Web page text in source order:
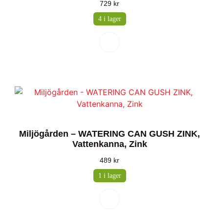
729 kr
4 i lager
Miljögården – WATERING CAN GUSH ZINK,
Vattenkanna, Zink
489 kr
1 i lager